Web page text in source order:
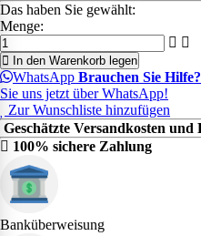
Das haben Sie gewählt:
Menge:
In den Warenkorb legen
WhatsApp Brauchen Sie Hilfe?
Sie uns jetzt über WhatsApp!
Zur Wunschliste hinzufügen
Geschätzte Versandkosten und
100% sichere Zahlung
Banküberweisung